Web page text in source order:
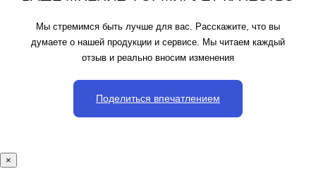
Мы стремимся быть лучше для вас. Расскажите, что вы
думаете о нашей продукции и сервисе. Мы читаем каждый
отзыв и реально вносим изменения
Поделиться впечатлением
×